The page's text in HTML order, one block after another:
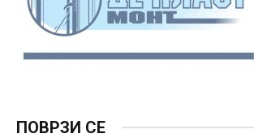
ПОВРЗИ СЕ